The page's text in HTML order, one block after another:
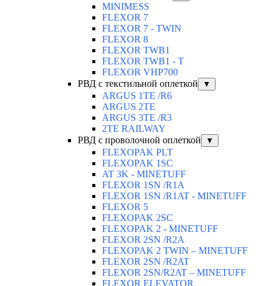
MINIMESS
FLEXOR 7
FLEXOR 7 - TWIN
FLEXOR 8
FLEXOR TWB1
FLEXOR TWB1 - T
FLEXOR VHP700
РВД с текстильной оплеткой
▼
ARGUS 1TE /R6
ARGUS 2TЕ
ARGUS 3TE /R3
2TE RAILWAY
РВД с проволочной оплеткой
▼
FLEXOPAK PLT
FLEXOPAK 1SС
AT 3K - MINETUFF
FLEXOR 1SN /R1A
FLEXOR 1SN /R1AT - MINETUFF
FLEXOR 5
FLEXOPAK 2SС
FLEXOPAK 2 - MINETUFF
FLEXOR 2SN /R2A
FLEXOPAK 2 TWIN – MINETUFF
FLEXOR 2SN /R2AT
FLEXOR 2SN/R2AT – MINETUFF
FLEXOR ELEVATOR